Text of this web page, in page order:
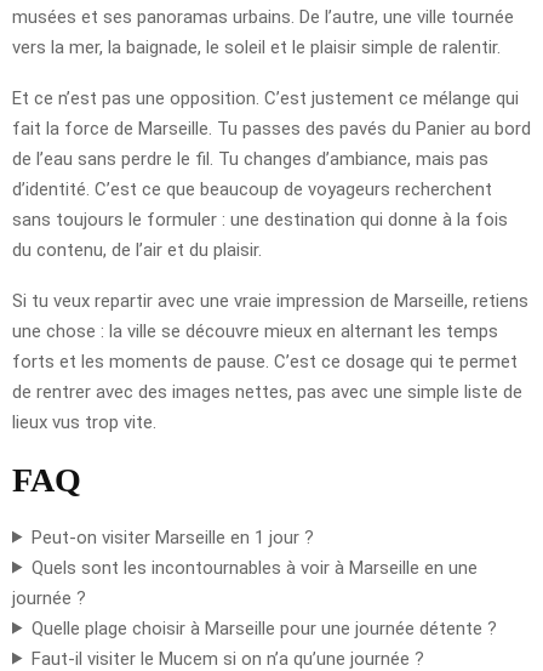
musées et ses panoramas urbains. De l’autre, une ville tournée
vers la mer, la baignade, le soleil et le plaisir simple de ralentir.
Et ce n’est pas une opposition. C’est justement ce mélange qui
fait la force de Marseille. Tu passes des pavés du Panier au bord
de l’eau sans perdre le fil. Tu changes d’ambiance, mais pas
d’identité. C’est ce que beaucoup de voyageurs recherchent
sans toujours le formuler : une destination qui donne à la fois
du contenu, de l’air et du plaisir.
Si tu veux repartir avec une vraie impression de Marseille, retiens
une chose : la ville se découvre mieux en alternant les temps
forts et les moments de pause. C’est ce dosage qui te permet
de rentrer avec des images nettes, pas avec une simple liste de
lieux vus trop vite.
FAQ
Peut-on visiter Marseille en 1 jour ?
Quels sont les incontournables à voir à Marseille en une
journée ?
Quelle plage choisir à Marseille pour une journée détente ?
Faut-il visiter le Mucem si on n’a qu’une journée ?